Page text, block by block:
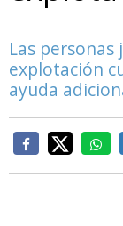
Las
explotación
ayuda